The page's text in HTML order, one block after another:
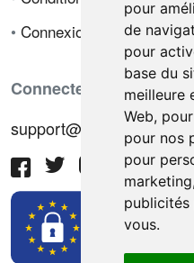
pour
de
pour
base du
meilleure
Web,
pour nos
pour
marketing,
publicités
vous.
• Connexion
Connectez-vous avec
support@hiringnotes.com